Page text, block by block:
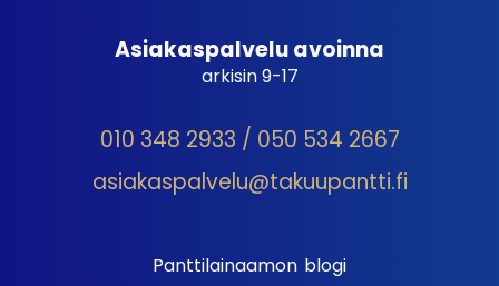
Asiakaspalvelu avoinna
arkisin 9-17
010 348 2933 / 050 534 2667
asiakaspalvelu@takuupantti.fi
Panttilainaamon blogi